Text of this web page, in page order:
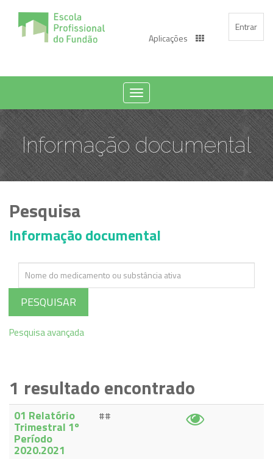
Entrar
Aplicações
Toggle
navigation
Informação documental
Pesquisa
Informação documental
PESQUISAR
Pesquisa avançada
1 resultado encontrado
01 Relatório
Trimestral 1º
Período
2020.2021
##